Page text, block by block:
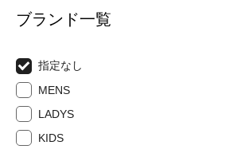
ブランド一覧
指定なし
MENS
LADYS
KIDS